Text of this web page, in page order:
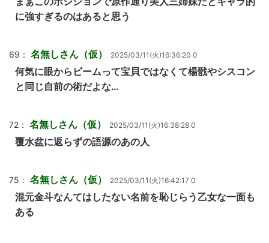
に強すぎるのはあると思う
69： 名無しさん（仮） 2025/03/11(火)16:36:20 0
何気に眼からビームって宝貝ではなくて楊戩やシスコン
と同じ自前の術だよな…
72： 名無しさん（仮） 2025/03/11(火)16:38:28 0
覆水盆に返らずの語源のあの人
75： 名無しさん（仮） 2025/03/11(火)16:42:17 0
混元金斗なんてはしたない名前を恥じらう乙女な一面も
ある